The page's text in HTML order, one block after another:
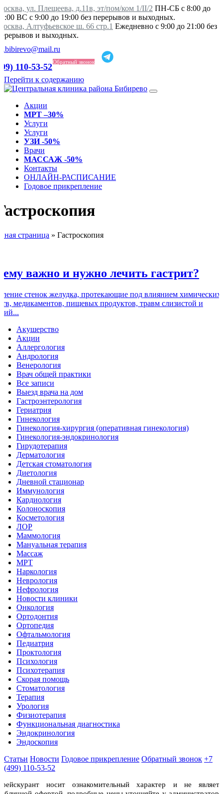
ул. Плещеева, д.11в, эт/пом/ком 1/II/2 ПН-СБ с 8:00 до
ВС с 9:00 до 19:00 без перерывов и выходных.
Алтуфьевское ш. 66 стр.1 Ежедневно с 9:00 до 21:00 без
и выходных.
110-53-52
Обратный звонок
Перейти к содержанию
Акции
МРТ –30%
Услуги
Услуги
УЗИ -50%
Врачи
МАССАЖ -50%
Контакты
ОНЛАЙН-РАСПИСАНИЕ
Годовое прикрепление
страница » Гастроскопия
важно и нужно лечить гастрит?
стенок желудка, протекающие под влиянием химических
медикаментов, пищевых продуктов, травм слизистой и
Акушерство
Акции
Аллергология
Андрология
Венерология
Врач общей практики
Все записи
Выезд врача на дом
Гастроэнтерология
Гериатрия
Гинекология
Гинекология-хирургия (оперативная гинекология)
Гинекология-эндокринология
Гирудотерапия
Дерматология
Детская стоматология
Диетология
Дневной стационар
Иммунология
Кардиология
Колоноскопия
Косметология
ЛОР
Маммология
Мануальная терапия
Массаж
МРТ
Наркология
Неврология
Нефрология
Новости клиники
Онкология
Ортодонтия
Ортопедия
Офтальмология
Педиатрия
Проктология
Психология
Психотерапия
Скорая помощь
Стоматология
Терапия
Урология
Физиотерапия
Функциональная диагностика
Эндокринология
Эндоскопия
Статьи Новости Годовое прикрепление Обратный звонок +7
(499) 110-53-52
носит ознакомительный характер и не